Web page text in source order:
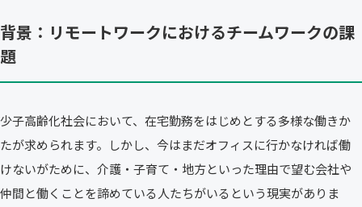
背景：リモートワークにおけるチームワークの課
題
少子高齢化社会において、在宅勤務をはじめとする多様な働きか
たが求められます。しかし、今はまだオフィスに行かなければ働
けないがために、介護・子育て・地方といった理由で望む会社や
仲間と働くことを諦めている人たちがいるという現実がありま